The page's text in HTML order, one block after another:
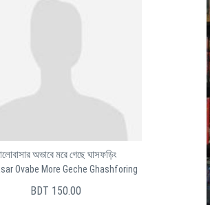
অভাবে মরে গেছে ঘাসফড়িং
Ovabe More Geche Ghashforing
BDT 150.00